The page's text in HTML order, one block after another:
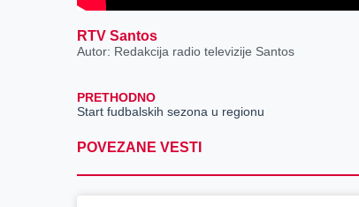
RTV Santos
Autor: Redakcija radio televizije Santos
PRETHODNO
Start fudbalskih sezona u regionu
POVEZANE VESTI